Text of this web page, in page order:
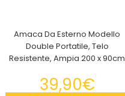
Amaca Da Esterno Modello
Double Portatile, Telo
Resistente, Ampia 200 x 90cm
39,90€